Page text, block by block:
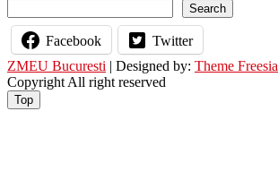
Search
Facebook
Twitter
ZMEU Bucuresti | Designed by: Theme Freesia
Copyright All right reserved
Top